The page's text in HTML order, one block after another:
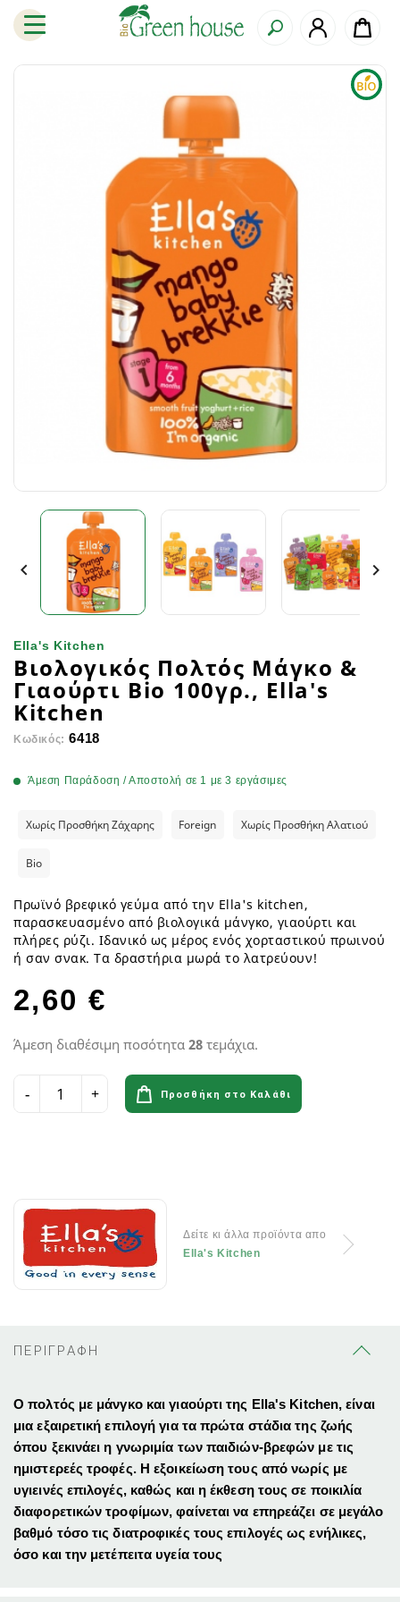
 
Ella's Kitchen
Βιολογικός Πολτός Μάγκο &
Γιαούρτι Bio 100γρ., Ella's
Kitchen
Κωδικός: 6418
Άμεση Παράδοση / Αποστολή σε 1 με 3 εργάσιμες
Χωρίς Προσθήκη Ζάχαρης Foreign Χωρίς Προσθήκη Αλατιού
Bio
Πρωϊνό βρεφικό γεύμα από την Ella's kitchen,
παρασκευασμένο από βιολογικά μάνγκο, γιαούρτι και
πλήρες ρύζι. Ιδανικό ως μέρος ενός χορταστικού πρωινού
ή σαν σνακ. Τα δραστήρια μωρά το λατρεύουν!
2,60 €
Άμεση διαθέσιμη ποσότητα 28 τεμάχια.
Προσθήκη στο Καλάθι
Δείτε κι άλλα προϊόντα απο
Ella's Kitchen
ΠΕΡΙΓΡΑΦΗ
Ο πολτός με μάνγκο και γιαούρτι της Ella's Kitchen, είναι
μια εξαιρετική επιλογή για τα πρώτα στάδια της ζωής
όπου ξεκινάει η γνωριμία των παιδιών-βρεφών με τις
ημιστερεές τροφές. Η εξοικείωση τους από νωρίς με
υγιεινές επιλογές, καθώς και η έκθεση τους σε ποικιλία
διαφορετικών τροφίμων, φαίνεται να επηρεάζει σε μεγάλο
βαθμό τόσο τις διατροφικές τους επιλογές ως ενήλικες,
όσο και την μετέπειτα υγεία τους